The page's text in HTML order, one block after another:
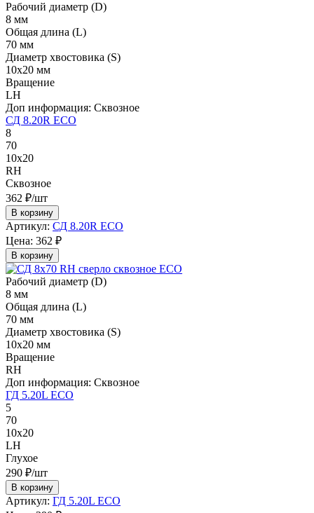
Рабочий диаметр (D)
8 мм
Общая длина (L)
70 мм
Диаметр хвостовика (S)
10х20 мм
Вращение
LH
Доп информация: Сквозное
СД 8.20R ECO
8
70
10х20
RH
Сквозное
362 ₽/шт
В корзину
Артикул: СД 8.20R ECO
Цена: 362 ₽
В корзину
Рабочий диаметр (D)
8 мм
Общая длина (L)
70 мм
Диаметр хвостовика (S)
10х20 мм
Вращение
RH
Доп информация: Сквозное
ГД 5.20L ECO
5
70
10х20
LH
Глухое
290 ₽/шт
В корзину
Артикул: ГД 5.20L ECO